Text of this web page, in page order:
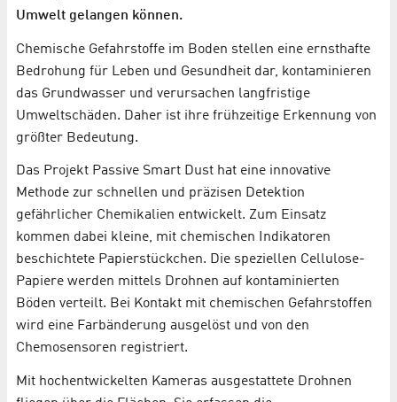
Umwelt gelangen können.
Chemische Gefahrstoffe im Boden stellen eine ernsthafte
Bedrohung für Leben und Gesundheit dar, kontaminieren
das Grundwasser und verursachen langfristige
Umweltschäden. Daher ist ihre frühzeitige Erkennung von
größter Bedeutung.
Das Projekt Passive Smart Dust hat eine innovative
Methode zur schnellen und präzisen Detektion
gefährlicher Chemikalien entwickelt. Zum Einsatz
kommen dabei kleine, mit chemischen Indikatoren
beschichtete Papierstückchen. Die speziellen Cellulose-
Papiere werden mittels Drohnen auf kontaminierten
Böden verteilt. Bei Kontakt mit chemischen Gefahrstoffen
wird eine Farbänderung ausgelöst und von den
Chemosensoren registriert.
Mit hochentwickelten Kameras ausgestattete Drohnen